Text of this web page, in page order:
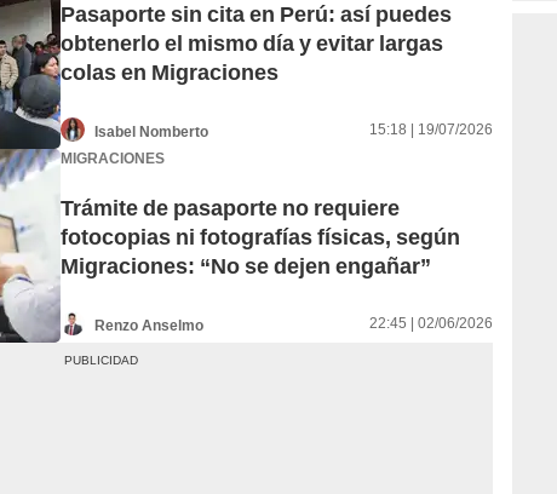
Pasaporte sin cita en Perú: así puedes
obtenerlo el mismo día y evitar largas
colas en Migraciones
Isabel Nomberto
15:18 | 19/07/2026
MIGRACIONES
Trámite de pasaporte no requiere
fotocopias ni fotografías físicas, según
Migraciones: “No se dejen engañar”
Renzo Anselmo 22:45 | 02/06/2026